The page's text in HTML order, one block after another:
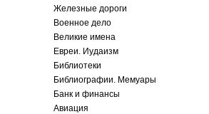
Железные дороги
Военное дело
Великие имена
Евреи. Иудаизм
Библиотеки
Библиографии. Мемуары
Банк и финансы
Авиация